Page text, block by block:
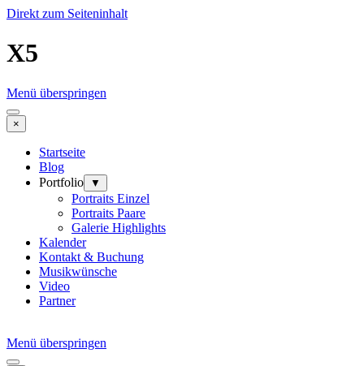
Direkt zum Seiteninhalt
X5
Menü überspringen
×
Startseite
Blog
Portfolio
▼
Portraits Einzel
Portraits Paare
Galerie Highlights
Kalender
Kontakt & Buchung
Musikwünsche
Video
Partner
Menü überspringen